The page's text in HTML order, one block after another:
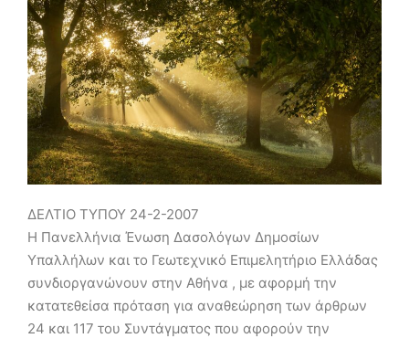
ΔΕΛΤΙΟ ΤΥΠΟΥ 24-2-2007
Η Πανελλήνια Ένωση Δασολόγων Δημοσίων
Υπαλλήλων και το Γεωτεχνικό Επιμελητήριο Ελλάδας
συνδιοργανώνουν στην Αθήνα , με αφορμή την
κατατεθείσα πρόταση για αναθεώρηση των άρθρων
24 και 117 του Συντάγματος που αφορούν την